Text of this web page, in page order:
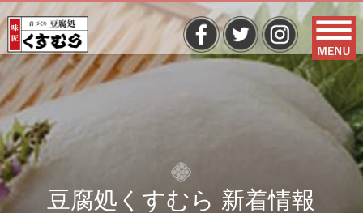
豆腐処くすむら 新着情報